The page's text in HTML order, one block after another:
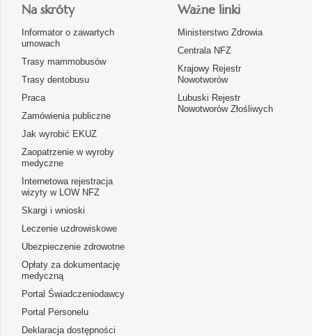
Na skróty
Informator o zawartych
umowach
Trasy mammobusów
Trasy dentobusu
Praca
Zamówienia publiczne
Jak wyrobić EKUZ
Zaopatrzenie w wyroby
medyczne
Internetowa rejestracja
wizyty w LOW NFZ
Skargi i wnioski
Leczenie uzdrowiskowe
Ubezpieczenie zdrowotne
Opłaty za dokumentację
medyczną
Portal Świadczeniodawcy
Portal Personelu
Deklaracja dostępności
Ważne linki
Ministerstwo Zdrowia
Centrala NFZ
Krajowy Rejestr
Nowotworów
Lubuski Rejestr
Nowotworów Złośliwych